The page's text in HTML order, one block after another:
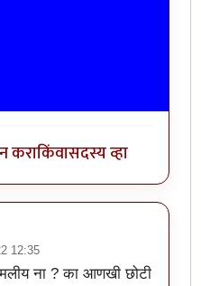
कराकिंवासदस्य व्हा
12:35
ना ? का आणखी छोटी